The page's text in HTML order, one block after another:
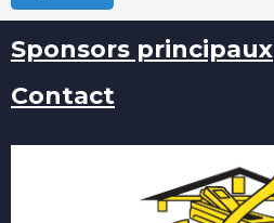
Sponsors principaux
Contact